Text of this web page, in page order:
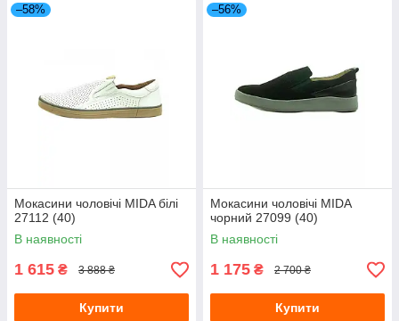
–58%
Мокасини чоловічі MIDA білі
27112 (40)
В наявності
1 615 ₴ 3 888 ₴
Купити
–56%
Мокасини чоловічі MIDA
чорний 27099 (40)
В наявності
1 175 ₴ 2 700 ₴
Купити